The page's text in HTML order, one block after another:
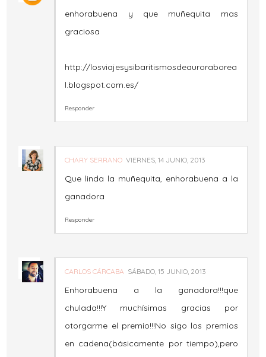
enhorabuena y que muñequita mas
graciosa
http://losviajesysibaritismosdeauroraborea
l.blogspot.com.es/
Responder
CHARY SERRANO VIERNES, 14 JUNIO, 2013
Que linda la muñequita, enhorabuena a la
ganadora
Responder
CARLOS CÁRCABA SÁBADO, 15 JUNIO, 2013
Enhorabuena a la ganadora!!!que
chulada!!!Y muchísimas gracias por
otorgarme el premio!!!No sigo los premios
en cadena(básicamente por tiempo),pero